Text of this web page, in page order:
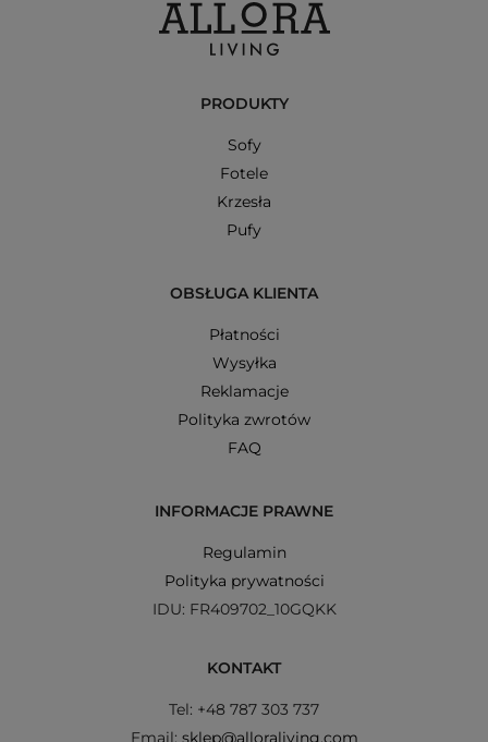
PRODUKTY
Sofy
Fotele
Krzesła
Pufy
OBSŁUGA KLIENTA
Płatności
Wysyłka
Reklamacje
Polityka zwrotów
FAQ
INFORMACJE PRAWNE
Regulamin
Polityka prywatności
IDU: FR409702_10GQKK
KONTAKT
Tel: +48 787 303 737
Email: sklep@alloraliving.com